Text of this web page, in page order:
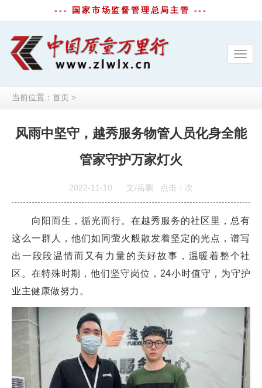
--- 国家市场监督管理总局主管 ---
当前位置： 首页 >
风雨中坚守，越秀服务物管人员化身全能
管家守护万家灯火
2022-11-10 文/岳鹏 点击： 次
向阳而生，循光而行。在越秀服务的社区里，总有
这么一群人，他们如同萤火般散发着坚定的光点，谱写
出一段段温情而又有力量的美好故事，温暖着整个社
区。在特殊时期，他们坚守岗位，24小时值守，为守护
业主健康做努力。